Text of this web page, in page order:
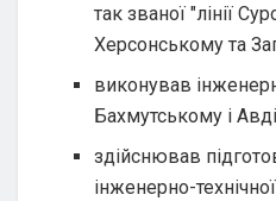
так званої "лінії
Херсонському та
виконував
Бахмутському і
здійснював
інженерно-